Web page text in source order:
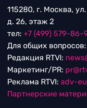
115280, г. Москва,
д. 26, этаж 2
тел: +7 (499) 579-86-
Для общих вопросов:
Редакция RTVI:
Маркетинг/PR:
Реклама RTVI: adv-
Партнерские